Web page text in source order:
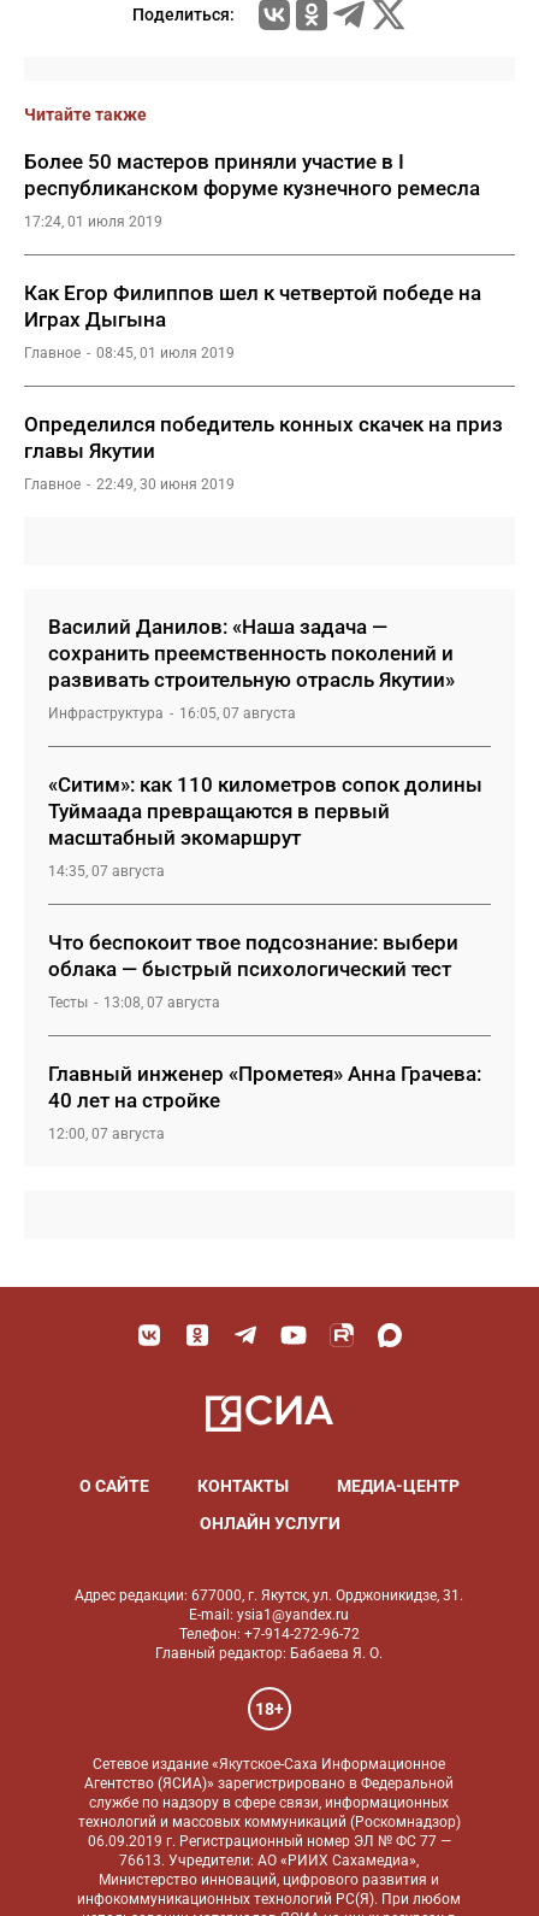
Поделиться:
Читайте также
Более 50 мастеров приняли участие в I
республиканском форуме кузнечного ремесла
17:24, 01 июля 2019
Как Егор Филиппов шел к четвертой победе на
Играх Дыгына
Главное 08:45, 01 июля 2019
Определился победитель конных скачек на приз
главы Якутии
Главное 22:49, 30 июня 2019
Василий Данилов: «Наша задача —
сохранить преемственность поколений и
развивать строительную отрасль Якутии»
Инфраструктура 16:05, 07 августа
«Ситим»: как 110 километров сопок долины
Туймаада превращаются в первый
масштабный экомаршрут
14:35, 07 августа
Что беспокоит твое подсознание: выбери
облака — быстрый психологический тест
Тесты 13:08, 07 августа
Главный инженер «Прометея» Анна Грачева:
40 лет на стройке
12:00, 07 августа
О САЙТЕ КОНТАКТЫ
МЕДИА-ЦЕНТР
ОНЛАЙН УСЛУГИ
Адрес редакции: 677000, г. Якутск, ул. Орджоникидзе, 31.
E-mail: ysia1@yandex.ru
Телефон: +7-914-272-96-72
Главный редактор: Бабаева Я. О.
18+
Сетевое издание «Якутское-Саха Информационное
Агентство (ЯСИА)» зарегистрировано в Федеральной
службе по надзору в сфере связи, информационных
технологий и массовых коммуникаций (Роскомнадзор)
06.09.2019 г. Регистрационный номер ЭЛ № ФС 77 —
76613. Учредители: АО «РИИХ Сахамедиа»,
Министерство инноваций, цифрового развития и
инфокоммуникационных технологий РС(Я). При любом